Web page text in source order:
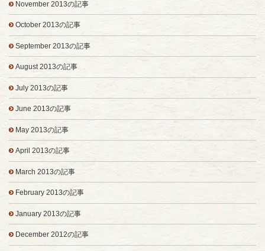
November 2013の記事
October 2013の記事
September 2013の記事
August 2013の記事
July 2013の記事
June 2013の記事
May 2013の記事
April 2013の記事
March 2013の記事
February 2013の記事
January 2013の記事
December 2012の記事